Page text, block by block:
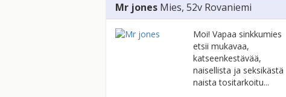
Mr jones Mies, 52v Rovaniemi
Moi! Vapaa sinkkumies
etsii mukavaa,
katseenkestävää,
naisellista ja seksikästä
naista tositarkoitu...